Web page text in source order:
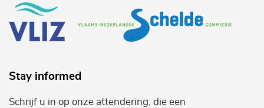
Stay informed
Schrijf u in op onze attendering, die een